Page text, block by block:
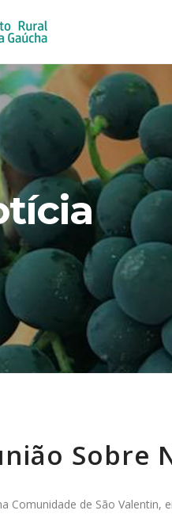
Sobre
Comunidade de São Valentin,